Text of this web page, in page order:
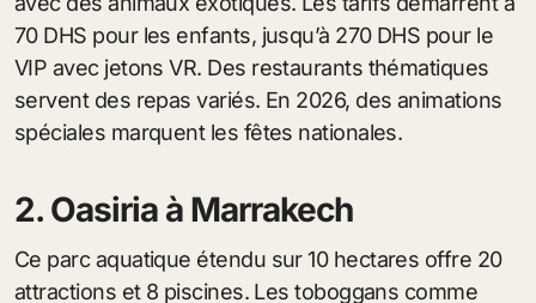
70 DHS pour les enfants, jusqu’à 270 DHS pour le
VIP avec jetons VR. Des restaurants thématiques
servent des repas variés. En 2026, des animations
spéciales marquent les fêtes nationales.
2. Oasiria à Marrakech
Ce parc aquatique étendu sur 10 hectares offre 20
attractions et 8 piscines. Les toboggans comme